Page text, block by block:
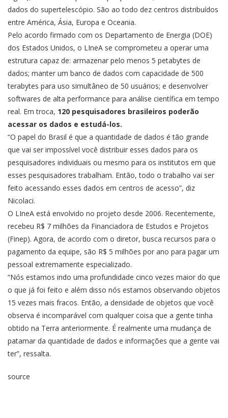
dados do supertelescópio. São ao todo dez centros distribuídos
entre América, Ásia, Europa e Oceania.
Pelo acordo firmado com os Departamento de Energia (DOE)
dos Estados Unidos, o LIneA se comprometeu a operar uma
estrutura capaz de: armazenar pelo menos 5 petabytes de
dados; manter um banco de dados com capacidade de 500
terabytes para uso simultâneo de 50 usuários; e desenvolver
softwares de alta performance para análise científica em tempo
real. Em troca, 120 pesquisadores brasileiros poderão
acessar os dados e estudá-los.
“O papel do Brasil é que a quantidade de dados é tão grande
que vai ser impossível você distribuir esses dados para os
pesquisadores individuais ou mesmo para os institutos em que
esses pesquisadores trabalham. Então, todo o trabalho vai ser
feito acessando esses dados em centros de acesso”, diz
Nicolaci.
O LIneA está envolvido no projeto desde 2006. Recentemente,
recebeu R$ 7 milhões da Financiadora de Estudos e Projetos
(Finep). Agora, de acordo com o diretor, busca recursos para o
pagamento da equipe, são R$ 5 milhões por ano para pagar um
pessoal extremamente especializado.
“Nós estamos indo uma profundidade cinco vezes maior do que
o que já foi feito e além disso nós estamos observando objetos
15 vezes mais fracos. Então, a densidade de objetos que você
observa é incomparável com qualquer coisa que a gente tinha
obtido na Terra anteriormente. É realmente uma mudança de
patamar da quantidade de dados e informações que a gente vai
ter”, ressalta.
source